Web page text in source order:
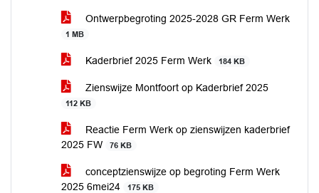
Ontwerpbegroting 2025-2028 GR Ferm Werk
1 MB
Kaderbrief 2025 Ferm Werk 184 KB
Zienswijze Montfoort op Kaderbrief 2025
112 KB
Reactie Ferm Werk op zienswijzen kaderbrief
2025 FW
76 KB
conceptzienswijze op begroting Ferm Werk
2025 6mei24
175 KB